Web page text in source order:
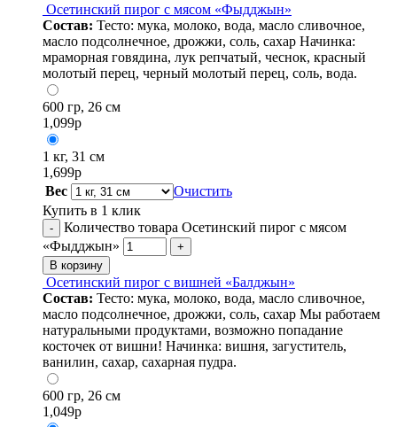
Осетинский пирог с мясом «Фыдджын»
Состав: Тесто: мука, молоко, вода, масло сливочное,
масло подсолнечное, дрожжи, соль, сахар Начинка:
мраморная говядина, лук репчатый, чеснок, красный
молотый перец, черный молотый перец, соль, вода.
600 гр, 26 см
1,099р
1 кг, 31 см
1,699р
Вес
Очистить
Купить в 1 клик
-
Количество товара Осетинский пирог с мясом
«Фыдджын»
+
В корзину
Осетинский пирог с вишней «Балджын»
Состав: Тесто: мука, молоко, вода, масло сливочное,
масло подсолнечное, дрожжи, соль, сахар Мы работаем
натуральными продуктами, возможно попадание
косточек от вишни! Начинка: вишня, загуститель,
ванилин, сахар, сахарная пудра.
600 гр, 26 см
1,049р